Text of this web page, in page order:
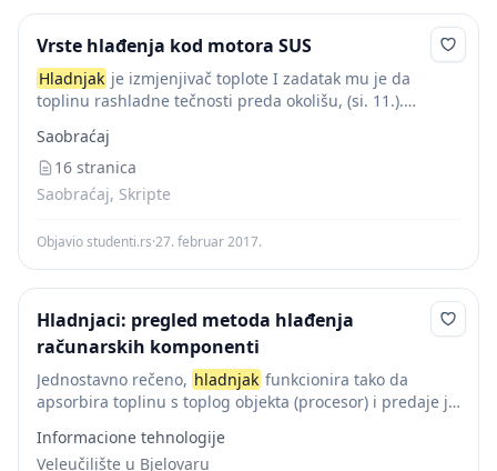
Vrste hlađenja kod motora SUS
Hladnjak je izmjenjivač toplote I zadatak mu je da
toplinu rashladne tečnosti preda okolišu, (si. 11.).
toplote, pa se
Saobraćaj
16 stranica
Saobraćaj, Skripte
Objavio studenti.rs·27. februar 2017.
Hladnjaci: pregled metoda hlađenja
računarskih komponenti
Jednostavno rečeno, hladnjak funkcionira tako da
apsorbira toplinu s toplog objekta (procesor) i predaje je
Ovaj brzi prijenos energije dovodi do toplinske...
Informacione tehnologije
Veleučilište u Bjelovaru